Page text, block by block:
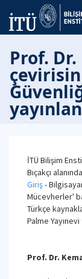
Prof. Dr.
İTÜ Bilişim
Bıçakçı
Giriş-
Mücevherler'
Türkçe
Palme Yayınevi
Prof. Dr.